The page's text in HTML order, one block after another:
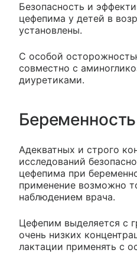
Безопасность и
цефепима у детей в
установлены.
С особой
совместно с
диуретиками.
Адекватных и строго
исследований
цефепима при
применение возможно
наблюдением врача.
Цефепим выделяется с
очень низких
лактации применять с